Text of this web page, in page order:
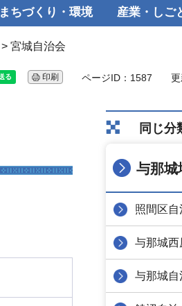
まちづくり・環境 産業・しご
> 宮城自治会
印刷 ページID：1587
同じ分
与那城
照間区自
与那城西
与那城自